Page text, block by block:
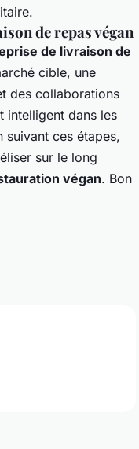
de repas végan
de livraison de
cible, une
des collaborations
intelligent dans les
suivant ces étapes,
sur le long
végan. Bon